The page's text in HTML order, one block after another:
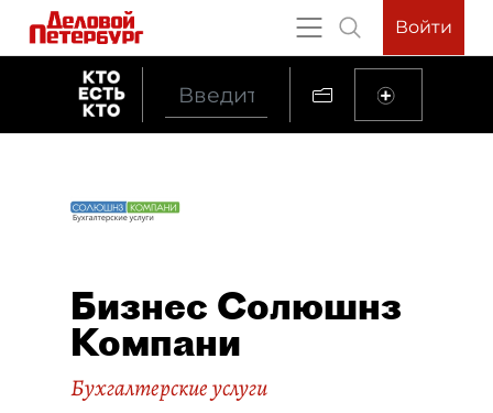
Войти
Бизнес Солюшнз
Компани
Бухгалтерские услуги